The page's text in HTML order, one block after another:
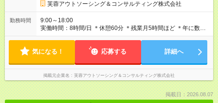
芙蓉アウトソーシング＆コンサルティング株式会社
勤務時間
9:00～18:00
実働時間：8時間/日 ＊休憩60分 ＊残業月5時間ほど ＊年に数
回、イベント対応で時差出勤があります（12～21時など）
気になる！ 応募する 詳細へ
掲載元企業名 芙蓉アウトソーシング＆コンサルティング株式会社
掲載日：2026.08.07